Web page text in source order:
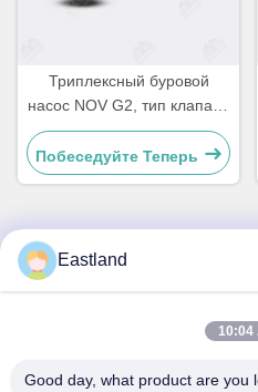
Триплексный буровой
насос NOV G2, тип клапана
и седла
Побеседуйте Теперь
Быстрый контакт
Яньцзы, Гаоми, Город
Eastland
10:04
Good day, what product are you